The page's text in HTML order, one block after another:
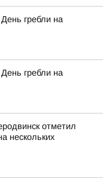
гребли на
гребли на
отметил
нескольких